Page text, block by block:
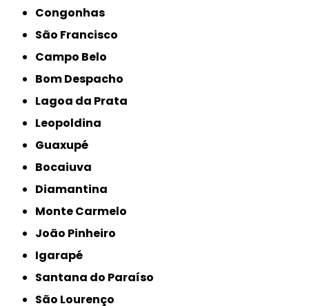
Congonhas
São Francisco
Campo Belo
Bom Despacho
Lagoa da Prata
Leopoldina
Guaxupé
Bocaiuva
Diamantina
Monte Carmelo
João Pinheiro
Igarapé
Santana do Paraíso
São Lourenço